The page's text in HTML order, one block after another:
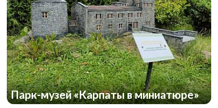
Парк-музей «Карпаты в миниатюре»